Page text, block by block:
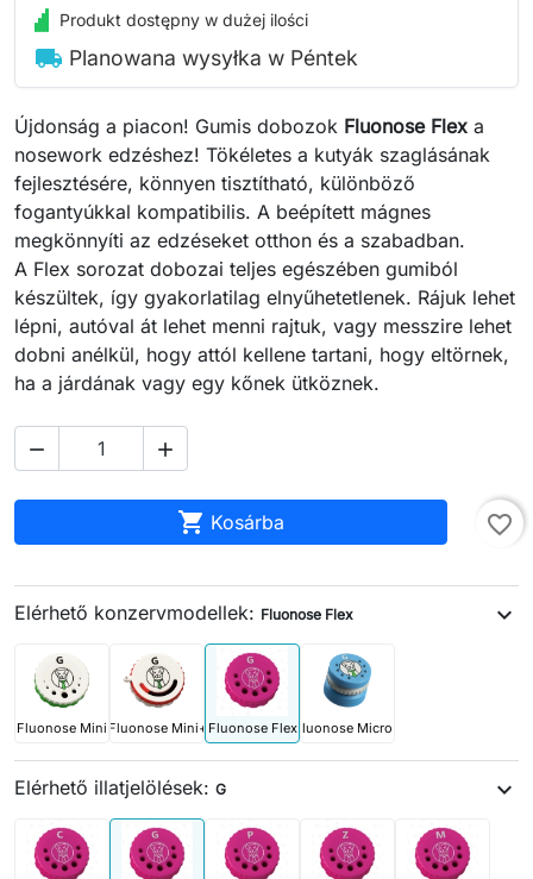
Produkt dostępny w dużej ilości
local_shipping Planowana wysyłka w Péntek
Újdonság a piacon! Gumis dobozok Fluonose Flex a
nosework edzéshez! Tökéletes a kutyák szaglásának
fejlesztésére, könnyen tisztítható, különböző
fogantyúkkal kompatibilis. A beépített mágnes
megkönnyíti az edzéseket otthon és a szabadban.
A Flex sorozat dobozai teljes egészében gumiból
készültek, így gyakorlatilag elnyűhetetlenek. Rájuk lehet
lépni, autóval át lehet menni rajtuk, vagy messzire lehet
dobni anélkül, hogy attól kellene tartani, hogy eltörnek,
ha a járdának vagy egy kőnek ütköznek.
 
 Kosárba favorite_border
Elérhető konzervmodellek: Fluonose Flex expand_more
Fluonose Mini Fluonose Mini+ Fluonose FlexFluonose Micro+
Elérhető illatjelölések: G expand_more